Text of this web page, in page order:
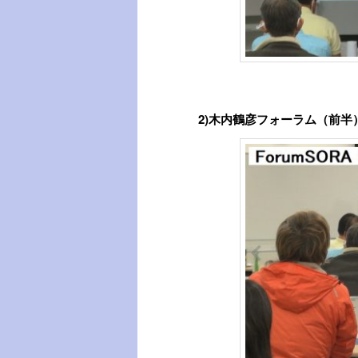
2)木内鶴彦フォーラム（前半